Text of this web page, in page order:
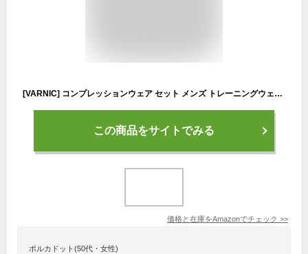
[VARNIC] コンプレッションウェア セット メンズ トレーニングウェア 6点セット 上下セット 通気・防臭 スポーツウェア ベスト 半袖シャツ 長袖シャツ パーカー ハーフパンツ レギンス 吸汗速乾 (ブルー, L)
この商品をサイトでみる
価格と在庫をAmazonでチェック >>
ポルカドット(50代・女性)